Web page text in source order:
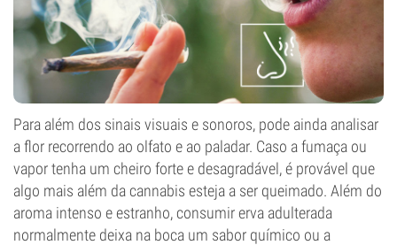
Para além dos sinais visuais e sonoros, pode ainda analisar
a flor recorrendo ao olfato e ao paladar. Caso a fumaça ou
vapor tenha um cheiro forte e desagradável, é provável que
algo mais além da cannabis esteja a ser queimado. Além do
aroma intenso e estranho, consumir erva adulterada
normalmente deixa na boca um sabor químico ou a